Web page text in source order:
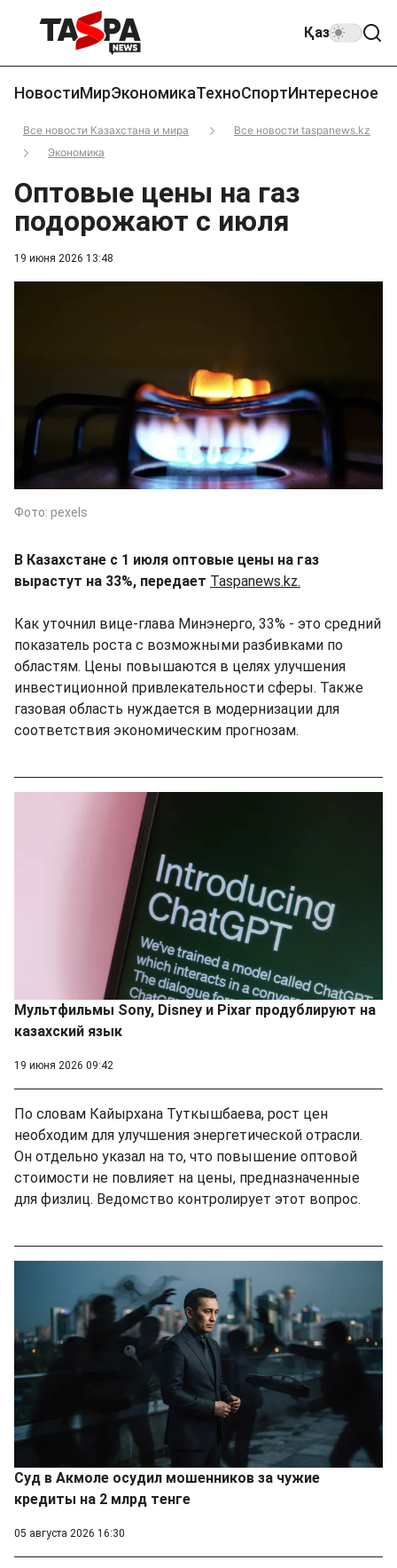
Қаз
НовостиМирЭкономикаТехноСпортИнтересное
Все новости Казахстана и мира
Все новости taspanews.kz
Экономика
19 июня 2026 13:48
Оптовые цены на газ
подорожают с июля
Фото: pexels
В Казахстане с 1 июля оптовые цены на газ
вырастут на 33%, передает Taspanews.kz.
Как уточнил вице-глава Минэнерго, 33% - это средний
показатель роста с возможными разбивками по
областям. Цены повышаются в целях улучшения
инвестиционной привлекательности сферы. Также
газовая область нуждается в модернизации для
соответствия экономическим прогнозам.
Мультфильмы Sony, Disney и Pixar продублируют на
казахский язык
19 июня 2026 09:42
По словам Кайырхана Туткышбаева, рост цен
необходим для улучшения энергетической отрасли.
Он отдельно указал на то, что повышение оптовой
стоимости не повлияет на цены, предназначенные
для физлиц. Ведомство контролирует этот вопрос.
Суд в Акмоле осудил мошенников за чужие
кредиты на 2 млрд тенге
05 августа 2026 16:30